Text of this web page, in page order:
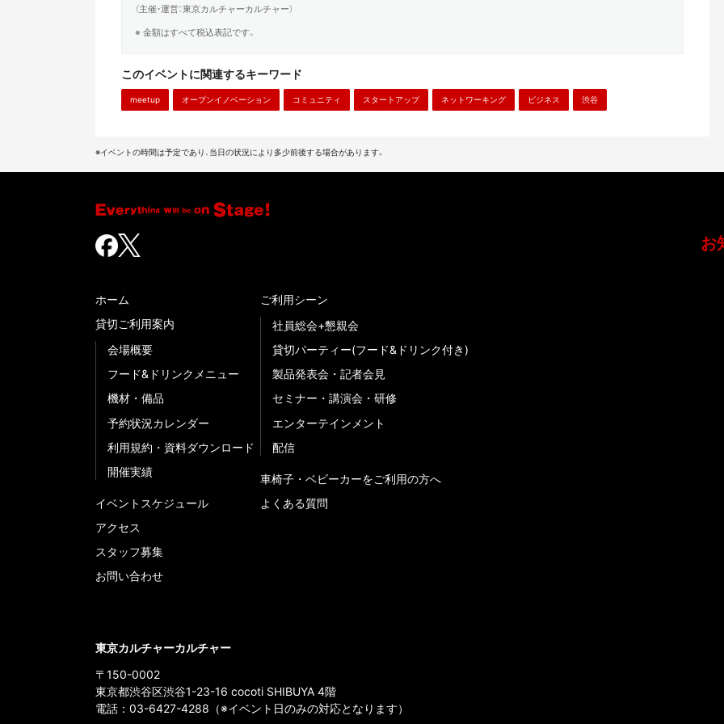
（主催・運営：東京カルチャーカルチャー）
※ 金額はすべて税込表記です。
このイベントに関連するキーワード
meetup オープンイノベーション コミュニティ スタートアップ ネットワーキング ビジネス 渋谷
※イベントの時間は予定であり、当日の状況により多少前後する場合があります。
ホーム
貸切ご利用案内
会場概要
フード&ドリンクメニュー
機材・備品
予約状況カレンダー
利用規約・資料ダウンロード
開催実績
イベントスケジュール
アクセス
スタッフ募集
お問い合わせ
ご利用シーン
社員総会+懇親会
貸切パーティー(フード&ドリンク付き)
製品発表会・記者会見
セミナー・講演会・研修
エンターテインメント
配信
車椅子・ベビーカーをご利用の方へ
よくある質問
お
東京カルチャーカルチャー
〒150-0002
東京都渋谷区渋谷1-23-16 cocoti SHIBUYA 4階
電話： 03-6427-4288 （※イベント日のみの対応となります）